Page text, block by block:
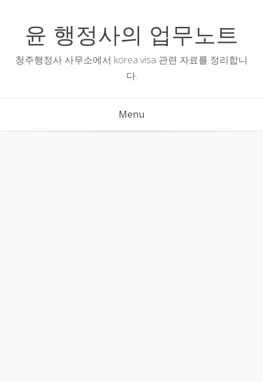
content윤 행정사의 업무노트
청주행정사 사무소에서 korea visa 관련 자료를 정리합니
다.
Menu